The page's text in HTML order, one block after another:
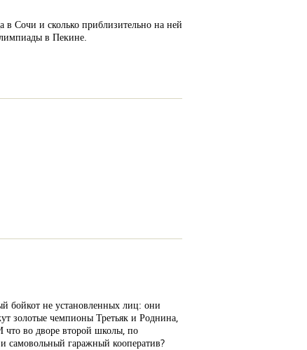
в Сочи и сколько приблизительно на ней
в Пекине.
бойкот не установленных лиц: они
золотые чемпионы Третьяк и Роднина,
что во дворе второй школы, по
самовольный гаражный кооператив?